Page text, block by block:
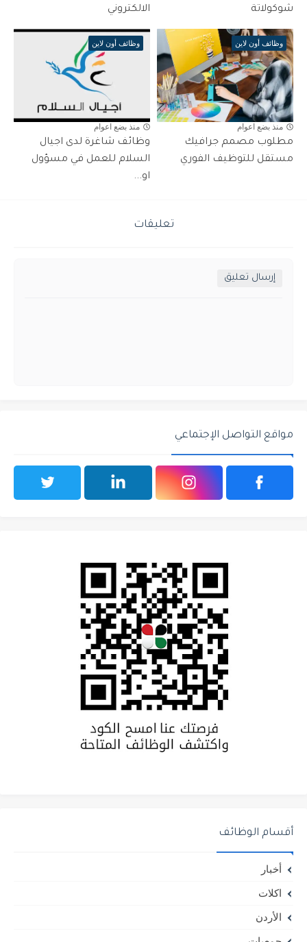
شوكولاتة الالكتروني
وظائف أون لاين
منذ بضع اعوام
مطلوب مصمم جرافيك
مستقل للتوظيف الفوري
وظائف أون لاين
منذ بضع اعوام
وظائف شاغرة لدى اجيال
السلام للعمل في مسؤول
او...
تعليقات
إرسال تعليق
مواقع التواصل الإجتماعي
أقسام الوظائف
أخبار
اكلات
الأردن